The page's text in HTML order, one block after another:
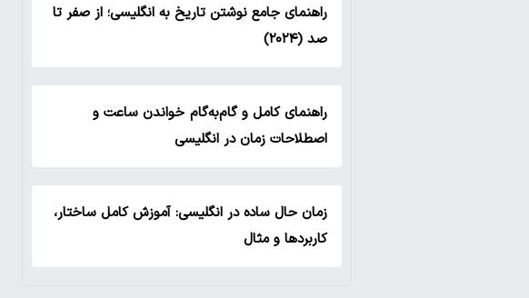
راهنمای جامع نوشتن تاریخ به انگلیسی؛ از صفر تا
صد (۲۰۲۴)
راهنمای کامل و گام‌به‌گام خواندن ساعت و
اصطلاحات زمان در انگلیسی
زمان حال ساده در انگلیسی: آموزش کامل ساختار،
کاربردها و مثال